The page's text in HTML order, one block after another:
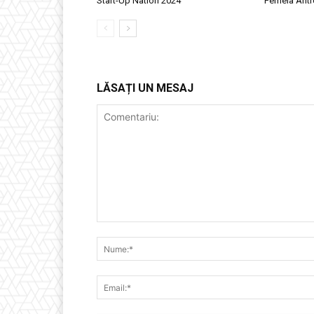
LĂSAȚI UN MESAJ